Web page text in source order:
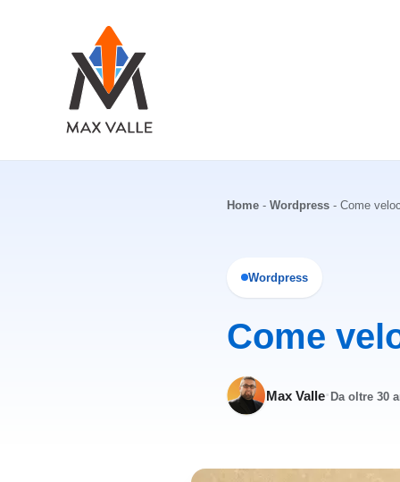
contenuto
Home - Wordpress - Come
Wordpress
Come
Max Valle· Da oltre 30